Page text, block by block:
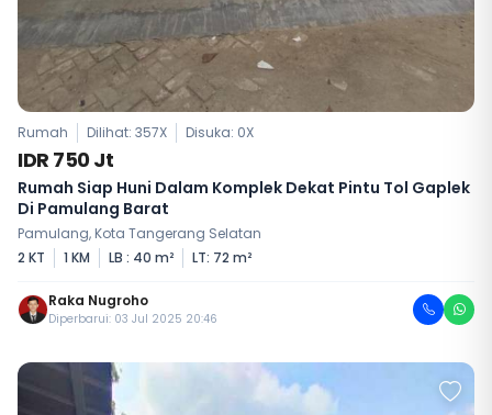
Rumah Dilihat: 357X Disuka: 0X
IDR 750 Jt
Rumah Siap Huni Dalam Komplek Dekat Pintu Tol Gaplek
Di Pamulang Barat
Pamulang, Kota Tangerang Selatan
2 KT
1 KM LB : 40 m² LT: 72 m²
Raka Nugroho
Diperbarui: 03 Jul 2025 20:46